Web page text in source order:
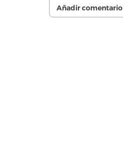
Añadir comentario